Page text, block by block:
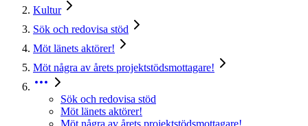
Kultur
Sök och redovisa stöd
Möt länets aktörer!
Möt några av årets projektstödsmottagare!
Sök och redovisa stöd
Möt länets aktörer!